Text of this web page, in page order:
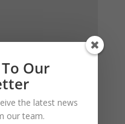
Our
the latest news
our team.